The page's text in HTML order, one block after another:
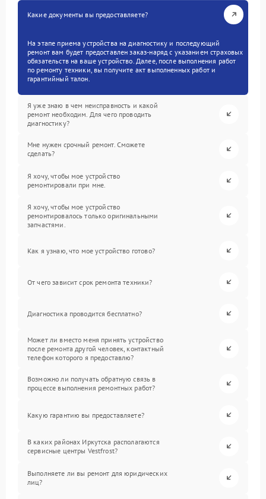
Какие документы вы предоставляете?
На этапе приема устройства на диагностику и последующий
ремонт вам будет предоставлен заказ-наряд с указанием страховых
обязательств на ваше устройство. Далее, после выполнения работ
по ремонту техники, вы получите акт выполненных работ и
гарантийный талон.
Я уже знаю в чем неисправность и какой
ремонт необходим. Для чего проводить
диагностику?
Мне нужен срочный ремонт. Сможете
сделать?
Я хочу, чтобы мое устройство
ремонтировали при мне.
Я хочу, чтобы мое устройство
ремонтировалось только оригинальными
запчастями.
Как я узнаю, что мое устройство готово?
От чего зависит срок ремонта техники?
Диагностика проводится бесплатно?
Может ли вместо меня принять устройство
после ремонта другой человек, контактный
телефон которого я предоставлю?
Возможно ли получать обратную связь в
процессе выполнения ремонтных работ?
Какую гарантию вы предоставляете?
В каких районах Иркутска располагаются
сервисные центры Vestfrost?
Выполняете ли вы ремонт для юридических
лиц?